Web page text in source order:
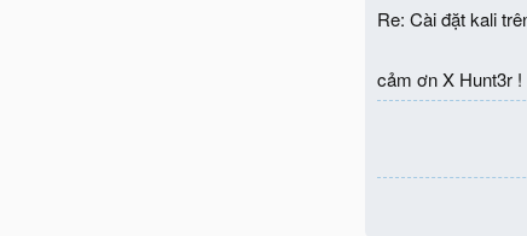
Re: Cài đặt kali
cảm ơn X Hunt3r !